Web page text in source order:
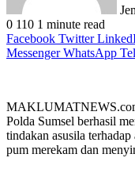
0 110 1 minute read
Facebook Twitter
Messenger WhatsApp
Polda Sumsel berhasil
tindakan asusila
pum merekam dan